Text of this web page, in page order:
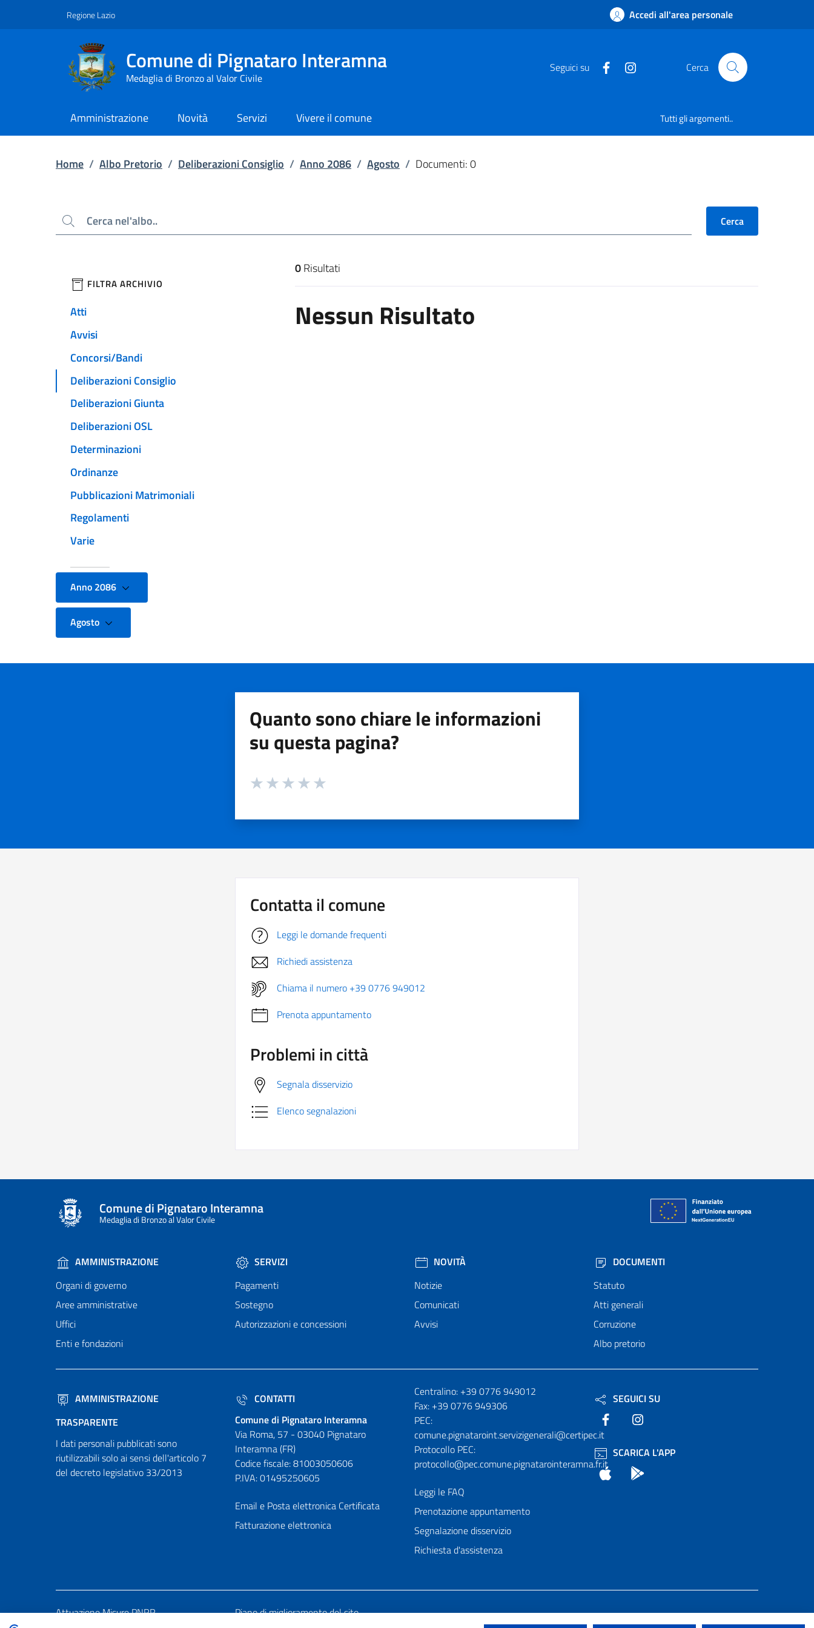
Regione Lazio Accedi all'area personale
Comune di Pignataro Interamna
Medaglia di Bronzo al Valor Civile
Seguici su Cerca
Amministrazione Novità Servizi Vivere il comune Tutti gli argomenti..
Home / Albo Pretorio / Deliberazioni Consiglio / Anno 2086 / Agosto / Documenti: 0
Cerca Cerca
filtri da applicare
FILTRA ARCHIVIO
Atti
Avvisi
Concorsi/Bandi
Deliberazioni Consiglio
Deliberazioni Giunta
Deliberazioni OSL
Determinazioni
Ordinanze
Pubblicazioni Matrimoniali
Regolamenti
Varie
Anno 2086
Agosto
Risultati di ricerca
0Risultati
Nessun Risultato
Quanto sono chiare le informazioni
su questa pagina?
Valuta da 1 a 5 stelle la pagina
Contatta il comune
Leggi le domande frequenti
Richiedi assistenza
Chiama il numero +39 0776 949012
Prenota appuntamento
Problemi in città
Segnala disservizio
Elenco segnalazioni
Comune di Pignataro Interamna
Medaglia di Bronzo al Valor Civile
AMMINISTRAZIONE
Organi di governo
Aree amministrative
Uffici
Enti e fondazioni
SERVIZI
Pagamenti
Sostegno
Autorizzazioni e concessioni
NOVITÀ
Notizie
Comunicati
Avvisi
DOCUMENTI
Statuto
Atti generali
Corruzione
Albo pretorio
AMMINISTRAZIONE
TRASPARENTE
I dati personali pubblicati sono
riutilizzabili solo ai sensi dell'articolo 7
del decreto legislativo 33/2013
CONTATTI
Comune di Pignataro Interamna
Via Roma, 57 - 03040 Pignataro
Interamna (FR)
Codice fiscale: 81003050606
P.IVA: 01495250605
Email e Posta elettronica Certificata
Fatturazione elettronica
Numeri utili
Centralino: +39 0776 949012
Fax: +39 0776 949306
PEC:
comune.pignataroint.servizigenerali@certipec.it
Protocollo PEC:
protocollo@pec.comune.pignatarointeramna.fr.it
Leggi le FAQ
Prenotazione appuntamento
Segnalazione disservizio
Richiesta d'assistenza
SEGUICI SU
Facebook
SCARICA L'APP
App Store
Attuazione Misure PNRR Piano di miglioramento del sito